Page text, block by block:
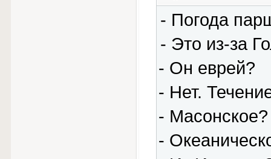
- Погода
- Это из-за
- Он еврей?
- Hет.
- Масонское?
-